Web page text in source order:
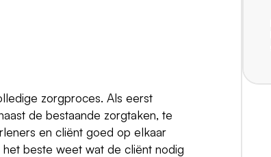
zorgproces. Als eerst
de bestaande zorgtaken, te
en cliënt goed op elkaar
beste weet wat de cliënt nodig